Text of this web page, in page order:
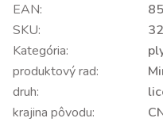
EAN:
SKU:
Kategória:
produktový rad:
druh:
krajina pôvodu: